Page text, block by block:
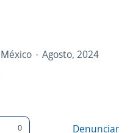
Agosto, 2024
0 Denunciar